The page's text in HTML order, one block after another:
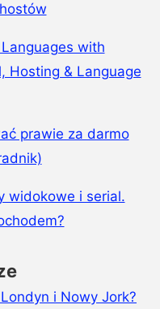
with
Hosting & Language
prawie za darmo
widokowe i serial.
i Nowy Jork?